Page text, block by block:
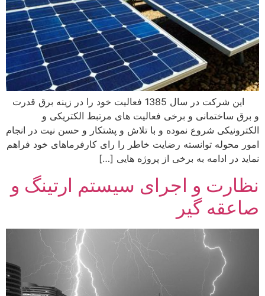
این شرکت در سال 1385 فعالیت خود را در زینه برق قدرت
برق ساختمانی و برخی فعالیت های مرتبط الکتریکی و
شروع نموده و با تلاش و پشتکار و حسن نیت در انجام
محوله توانسته رضایت خاطر را رای کارفرماهای خود فراهم
در ادامه به برخی از پروژه هایی […]
و اجرای سیستم ارتینگ و
گیر